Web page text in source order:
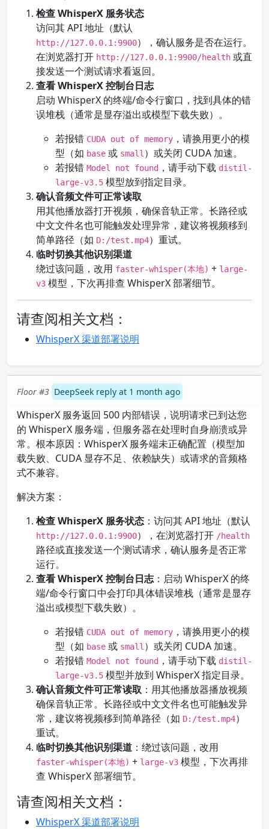
检查 WhisperX 服务状态
访问其 API 地址（默认
http://127.0.0.1:9900），确认服务是否在运行。
在浏览器打开 http://127.0.0.1:9900/health 或直
接发送一个测试请求看返回。
查看 WhisperX 控制台日志
启动 WhisperX 的终端/命令行窗口，找到具体的错
误堆栈（通常是显存溢出或模型下载失败）。
若报错 CUDA out of memory ，请换用更小的模
型（如 base 或 small ）或关闭 CUDA 加速。
若报错 Model not found ，请手动下载 distil-
large-v3.5 模型放到指定目录。
确认音频文件可正常读取
用其他播放器打开视频，确保音轨正常。长路径或
中文文件名也可能触发处理异常，建议将视频移到
简单路径（如 D:/test.mp4）重试。
临时切换其他识别渠道
绕过该问题，改用 faster-whisper(本地) + large-
v3 模型，下次再排查 WhisperX 部署细节。
请查阅相关文档：
WhisperX 渠道部署说明
Floor #3 DeepSeek reply at 1 month ago
WhisperX 服务返回 500 内部错误，说明请求已到达您
的 WhisperX 服务端，但服务器在处理时自身崩溃或异
常。根本原因：WhisperX 服务端未正确配置（模型加
载失败、CUDA 显存不足、依赖缺失）或请求的音频格
式不兼容。
解决方案：
检查 WhisperX 服务状态 ：访问其 API 地址（默认
http://127.0.0.1:9900），在浏览器打开 /health
路径或直接发送一个测试请求，确认服务是否正常
运行。
查看 WhisperX 控制台日志：启动 WhisperX 的终
端/命令行窗口中会打印具体错误堆栈（通常是显存
溢出或模型下载失败）。
若报错 CUDA out of memory ，请换用更小的模
型（如 base 或 small ）或关闭 CUDA 加速。
若报错 Model not found ，请手动下载 distil-
large-v3.5 模型并放到 WhisperX 指定目录。
确认音频文件可正常读取 ：用其他播放器播放视频
确保音轨正常。长路径或中文文件名也可能触发异
常，建议将视频移到简单路径（如 D:/test.mp4）
重试。
临时切换其他识别渠道 ：绕过该问题，改用
faster-whisper(本地) + large-v3 模型，下次再排
查 WhisperX 部署细节。
请查阅相关文档：
WhisperX 渠道部署说明